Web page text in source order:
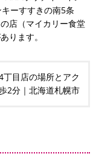
ーすすきの南5条
店（マイカリー食堂
ります。
目店の場所とアク
2分｜北海道札幌市